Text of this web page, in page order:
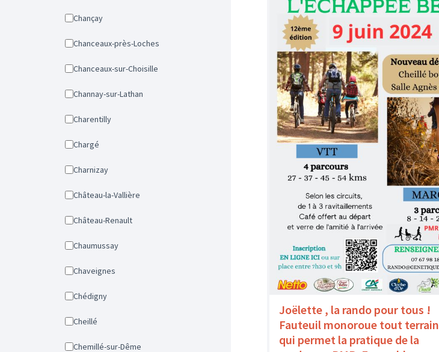
Chançay
Chanceaux-près-Loches
Chanceaux-sur-Choisille
Channay-sur-Lathan
Charentilly
Chargé
Charnizay
Château-la-Vallière
Château-Renault
Chaumussay
Chaveignes
Chédigny
Cheillé
Chemillé-sur-Dême
Joëlette , la rando pour tous !
Fauteuil monoroue tout terrain
qui permet la pratique de la